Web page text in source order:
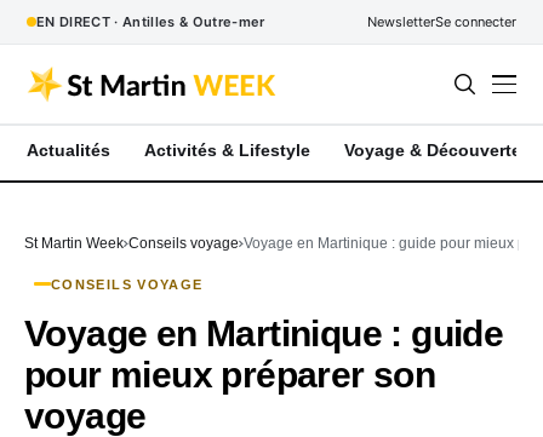
EN DIRECT · Antilles & Outre-mer NewsletterSe connecter
Actualités Activités & Lifestyle Voyage & Découverte
St Martin Week Conseils voyage Voyage en Martinique : guide pour mieux
CONSEILS VOYAGE
Voyage en Martinique : guide
pour mieux préparer son
voyage